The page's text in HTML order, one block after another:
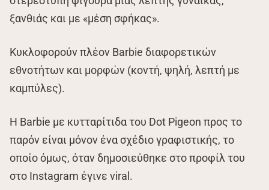
ξανθιάς και με «μέση σφήκας».
Κυκλοφορούν πλέον Barbie διαφορετικών
εθνοτήτων και μορφών (κοντή, ψηλή, λεπτή με
καμπύλες).
Η Barbie με κυτταρίτιδα του Dot Pigeon προς το
παρόν είναι μόνον ένα σχέδιο γραφιστικής, το
οποίο όμως, όταν δημοσιεύθηκε στο προφίλ του
στο Instagram έγινε viral.